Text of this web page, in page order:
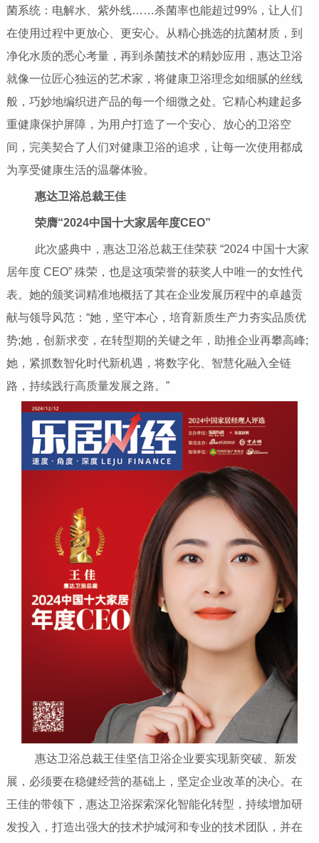
菌系统：电解水、紫外线……杀菌率也能超过99%，让人们
在使用过程中更放心、更安心。从精心挑选的抗菌材质，到
净化水质的悉心考量，再到杀菌技术的精妙应用，惠达卫浴
就像一位匠心独运的艺术家，将健康卫浴理念如细腻的丝线
般，巧妙地编织进产品的每一个细微之处。它精心构建起多
重健康保护屏障，为用户打造了一个安心、放心的卫浴空
间，完美契合了人们对健康卫浴的追求，让每一次使用都成
为享受健康生活的温馨体验。
惠达卫浴总裁王佳
荣膺“2024中国十大家居年度CEO”
此次盛典中，惠达卫浴总裁王佳荣获 “2024 中国十大家
居年度 CEO” 殊荣，也是这项荣誉的获奖人中唯一的女性代
表。她的颁奖词精准地概括了其在企业发展历程中的卓越贡
献与领导风范：“她，坚守本心，培育新质生产力夯实品质优
势;她，创新求变，在转型期的关键之年，助推企业再攀高峰;
她，紧抓数智化时代新机遇，将数字化、智慧化融入全链
路，持续践行高质量发展之路。”
惠达卫浴总裁王佳坚信卫浴企业要实现新突破、新发
展，必须要在稳健经营的基础上，坚定企业改革的决心。在
王佳的带领下，惠达卫浴探索深化智能化转型，持续增加研
发投入，打造出强大的技术护城河和专业的技术团队，并在